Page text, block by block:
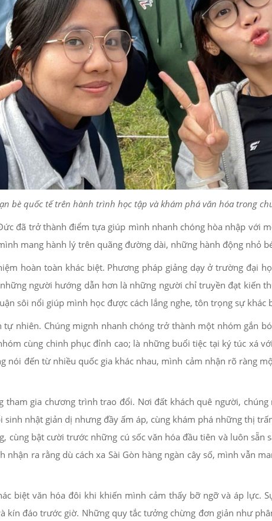
bè quốc tế trên hành trình học tập và khám phá văn hóa trong
đã trở thành điểm tựa giúp mình nhanh chóng hòa nhập với
mang hành lý trên quãng đường dài, những hành động nhỏ
hoàn toàn khác biệt. Phương pháp giảng dạy ở trường đại
người hướng dẫn hơn là những người chỉ truyền đạt kiến
sôi nổi giúp mình học được cách lắng nghe, tôn trọng sự
nhiên. Chúng mignh nhanh chóng trở thành một nhóm gắn
cùng chinh phục đỉnh cao; là những buổi tiệc tại ký túc xá
nói đến từ nhiều quốc gia khác nhau, mình cảm nhận rõ ràng
gia chương trình trao đổi. Nơi đất khách quê người,
nhật giản dị nhưng đầy ấm áp, cùng khám phá những thị
cùng bật cười trước những cú sốc văn hóa đầu tiên và luôn
ra rằng dù cách xa Sài Gòn hàng ngàn cây số, mình vẫn
biệt văn hóa đôi khi khiến mình cảm thấy bỡ ngỡ và áp lực.
đáo trước giờ. Những quy tắc tưởng chừng đơn giản như